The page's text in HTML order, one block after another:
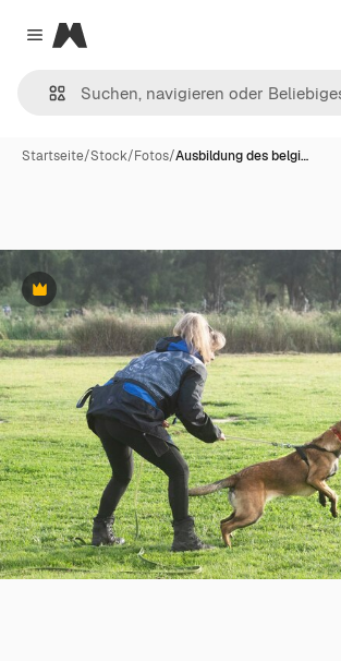
Close menu
Magnific
Startseite/Stock/Fotos/Ausbildung des belgi…
Premium